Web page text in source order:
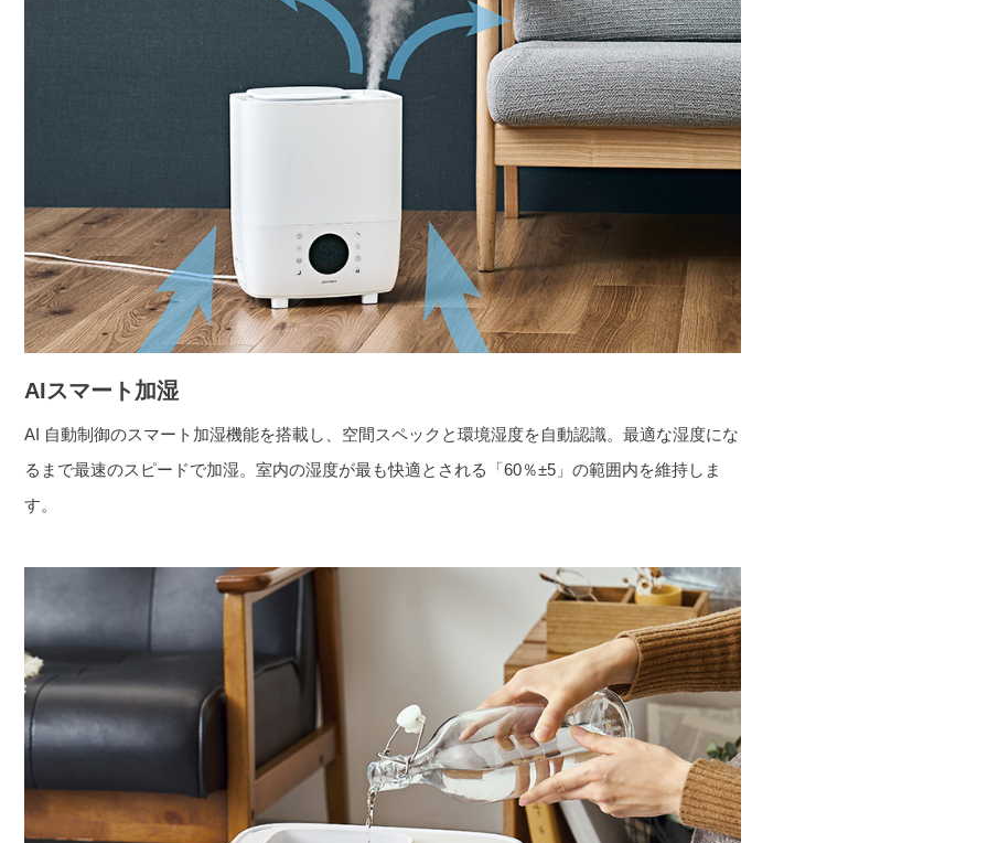
AIスマート加湿
AI 自動制御のスマート加湿機能を搭載し、空間スペックと環境湿度を自動認識。最適な湿度にな
るまで最速のスピードで加湿。室内の湿度が最も快適とされる「60％±5」の範囲内を維持しま
す。